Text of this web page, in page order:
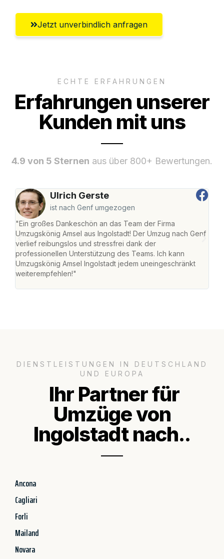
Jetzt unverbindlich anfragen
ECHTE ERFAHRUNGEN
Erfahrungen unserer
Kunden mit uns
4.9 von 5 Sternen aus über 800+ Bewertungen.
Ulrich Gerste
ist nach Genf umgezogen
"Ein großes Dankeschön an das Team der Firma
Umzugskönig Amsel aus Ingolstadt! Der Umzug nach Genf
verlief reibungslos und stressfrei dank der
professionellen Unterstützung des Teams. Ich kann
Umzugskönig Amsel Ingolstadt jedem uneingeschränkt
weiterempfehlen!"
DIENSTLEISTUNGEN IN DEUTSCHLAND
UND EUROPA
Ihr Partner für
Umzüge von
Ingolstadt nach..
Ancona
Cagliari
Forli
Mailand
Novara